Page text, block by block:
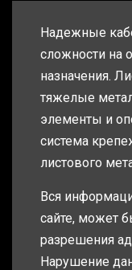
Надежные
сложности на
назначения.
тяжелые
элементы и
система
листового
Вся
сайте, может
разрешения
Нарушение